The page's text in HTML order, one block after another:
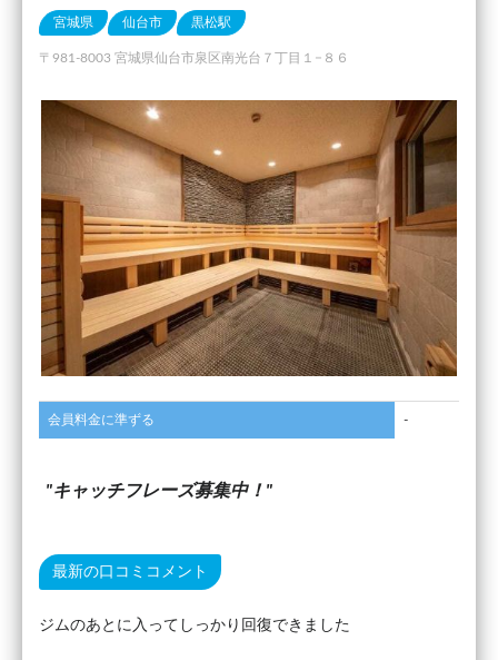
宮城県 仙台市 黒松駅
〒981-8003 宮城県仙台市泉区南光台７丁目１−８６
会員料金に準ずる -
キャッチフレーズ募集中！
最新の口コミコメント
ジムのあとに入ってしっかり回復できました